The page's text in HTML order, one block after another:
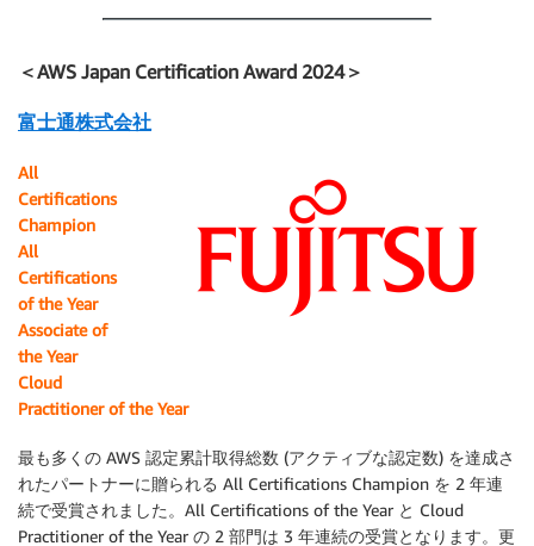
＜AWS Japan Certification Award 2024＞
富士通株式会社
All
Certifications
Champion
All
Certifications
of the Year
Associate of
the Year
Cloud
Practitioner of the Year
最も多くの AWS 認定累計取得総数 (アクティブな認定数) を達成さ
れたパートナーに贈られる All Certifications Champion を 2 年連
続で受賞されました。All Certifications of the Year と Cloud
Practitioner of the Year の 2 部門は 3 年連続の受賞となります。更